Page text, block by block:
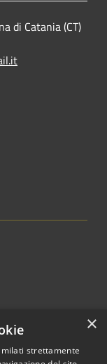
di Catania (CT)
×
strettamente